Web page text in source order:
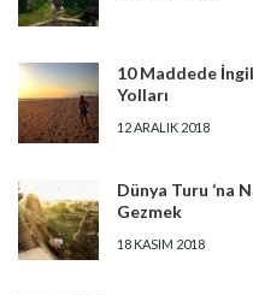
10 Maddede
Yolları
12 ARALIK 2018
Dünya Turu ‘na
Gezmek
18 KASIM 2018